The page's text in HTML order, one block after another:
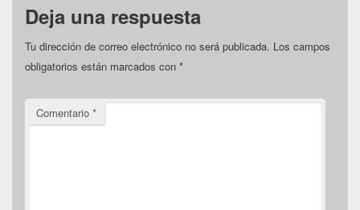
Deja una respuesta
Tu dirección de correo electrónico no será publicada. Los campos
obligatorios están marcados con *
Comentario *